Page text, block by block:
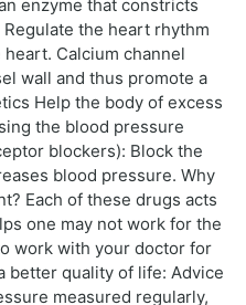
enzyme that constricts
the heart rhythm
Calcium channel
wall and thus promote a
Help the body of excess
the blood pressure
blockers): Block the
blood pressure. Why
Each of these drugs acts
one may not work for the
work with your doctor for
better quality of life: Advice
measured regularly,